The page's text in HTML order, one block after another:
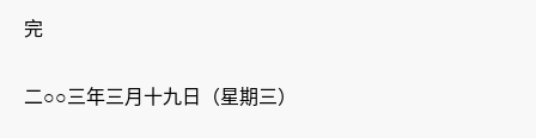
完
二○○三年三月十九日（星期三）